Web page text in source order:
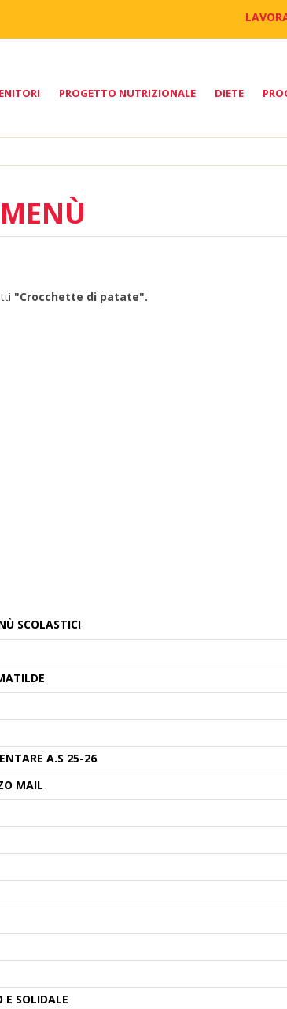
PROGETTO NUTRIZIONALE DIETE
"Crocchette di patate".
SCOLASTICI
A.S 25-26
MAIL
SOLIDALE